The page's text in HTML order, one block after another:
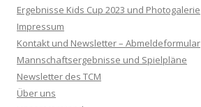
Ergebnisse Kids Cup 2023 und Photogalerie
Impressum
Kontakt und Newsletter – Abmeldeformular
Mannschaftsergebnisse und Spielpläne
Newsletter des TCM
Über uns